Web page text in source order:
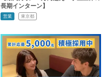
長期インターン】
営業 東京都